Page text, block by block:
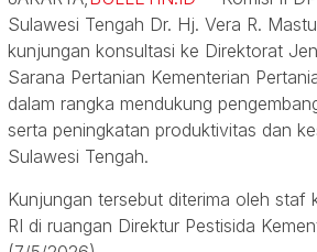
Sulawesi Tengah Dr. Hj. Vera R.
kunjungan konsultasi ke Direktorat
Sarana Pertanian Kementerian
dalam rangka mendukung
serta peningkatan produktivitas dan
Sulawesi Tengah.
Kunjungan tersebut diterima oleh staf
RI di ruangan Direktur Pestisida